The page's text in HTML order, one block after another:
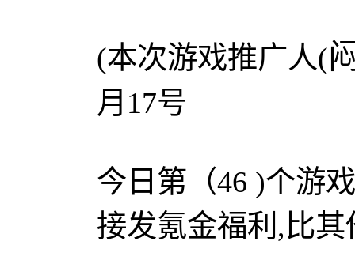
(本次游戏推广人(
月17号
今日第（46 )个游
接发氪金福利,比